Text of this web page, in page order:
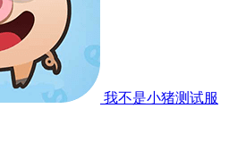
我不是小猪测试服